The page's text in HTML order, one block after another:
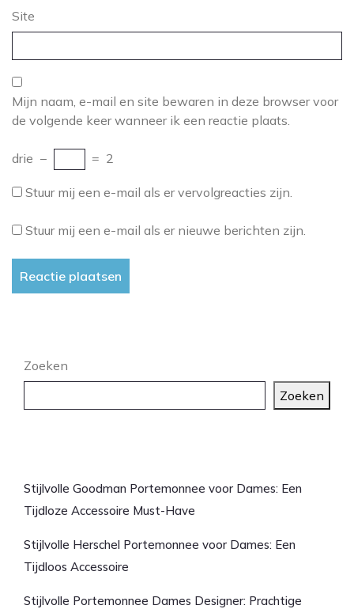
Site
Mijn naam, e-mail en site bewaren in deze browser voor
de volgende keer wanneer ik een reactie plaats.
drie − = 2
Stuur mij een e-mail als er vervolgreacties zijn.
Stuur mij een e-mail als er nieuwe berichten zijn.
Zoeken
Zoeken
Stijlvolle Goodman Portemonnee voor Dames: Een
Tijdloze Accessoire Must-Have
Stijlvolle Herschel Portemonnee voor Dames: Een
Tijdloos Accessoire
Stijlvolle Portemonnee Dames Designer: Prachtige